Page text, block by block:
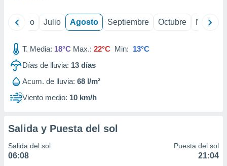
Junio Julio Agosto Septiembre Octubre
T. Media: 18°C Max.: 22°C Min: 13°C
Días de lluvia: 13 días
Acum. de lluvia: 68 l/m²
Viento medio: 10 km/h
Salida y Puesta del sol
Salida del sol
06:08
Puesta del sol
21:04